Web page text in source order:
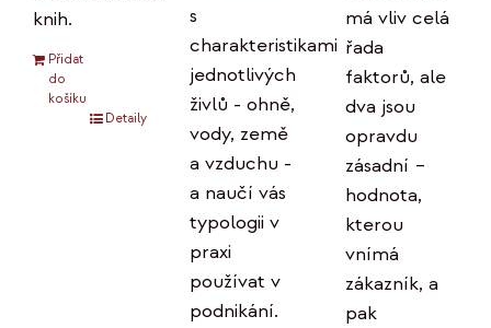
knih.
Přidat
do
košíku
Detaily
s
charakteristikami
jednotlivých
živlů - ohně,
vody, země
a vzduchu -
a naučí vás
typologii v
praxi
používat v
podnikání.
má vliv celá
řada
faktorů, ale
dva jsou
opravdu
zásadní –
hodnota,
kterou
vnímá
zákazník, a
pak